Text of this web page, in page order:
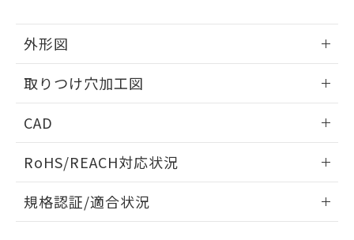
外形図
取りつけ穴加工図
CAD
ドすることができます。
ログイン/会員登録
RoHS/REACH対応状況
EU RoHS 注意事項・凡例
規格認証/適合状況
欄に対応日を記載しておりました。
既に当社にて対応品への在庫切替を完了
していることから、特段のことがない限
り、2022年1月12日より割愛しておりま
す。